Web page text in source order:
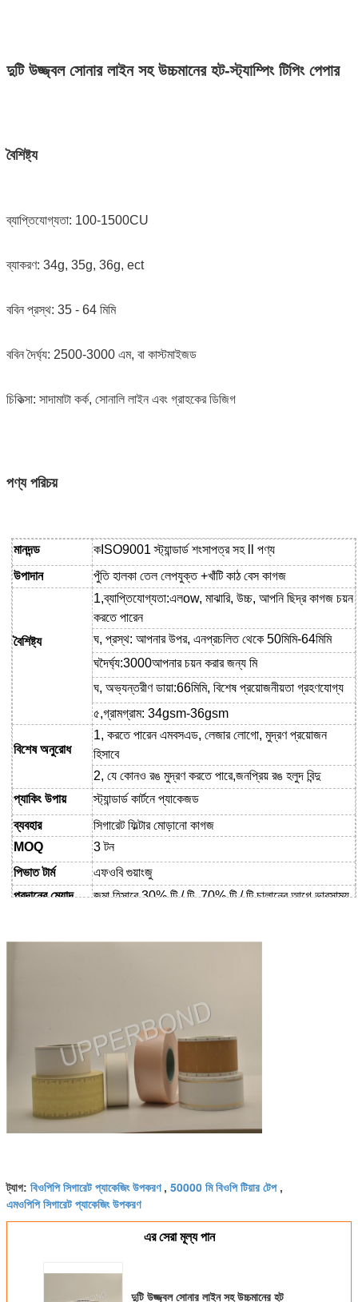
দুটি উজ্জ্বল সোনার লাইন সহ উচ্চমানের হট-স্ট্যাম্পিং টিপিং পেপার
বৈশিষ্ট্য
ব্যাপ্তিযোগ্যতা: 100-1500CU
ব্যাকরণ: 34g, 35g, 36g, ect
ববিন প্রস্থ: 35 - 64 মিমি
ববিন দৈর্ঘ্য: 2500-3000 এম, বা কাস্টমাইজড
চিকিত্সা: সাদামাটা কর্ক, সোনালি লাইন এবং গ্রাহকের ডিজিগ
পণ্য পরিচয়
মানদন্ড ক ISO9001 স্ট্যান্ডার্ড শংসাপত্র সহ ll পণ্য
উপাদান
পুঁতি হালকা তেল লেপযুক্ত+খাঁটি কাঠ বেসকাগজ
বৈশিষ্ট্য
1,ব্যাপ্তিযোগ্যতা:এলow, মাঝারি, উচ্চ, আপনি ছিদ্র কাগজ চয়ন
করতে পারেন
ঘ, প্রস্থ: আপনার উপর,এনপ্রচলিতথেকে50মিমি-64মিমি
ঘদৈর্ঘ্য:3000আপনার চয়ন করার জন্য মি
ঘ, অভ্যন্তরীণ ডায়া:66মিমি, বিশেষ প্রয়োজনীয়তা গ্রহণযোগ্য
৫,গ্রামগ্রাম:34gsm-36gsm
বিশেষঅনুরোধ
1, করতে পারেনএমবসএড, লেজারলোগো, মুদ্রণপ্রয়োজন
হিসাবে
2, যে কোনও রঙ মুদ্রণ করতে পারে,জনপ্রিয় রঙ হলুদ বিন্দু
প্যাকিং উপায়
স্ট্যান্ডার্ড কার্টনে প্যাকেজড
ব্যবহার
সিগারেট ফিল্টার মোড়ানো কাগজ
MOQ
3 টন
পিভাত টার্ম
এফওবি গুয়াংজু
প্রদানের মেয়াদ
জমা হিসাবে 30% টি / টি, 70% টি / টিচালানের আগে ভারসাম্য
ট্যাগ: বিওপিপি সিগারেট প্যাকেজিং উপকরণ, 50000 মি বিওপি টিয়ার টেপ,
এমওপিপি সিগারেট প্যাকেজিং উপকরণ
এর সেরা মূল্য পান
দুটি উজ্জ্বল সোনার লাইন সহ উচ্চমানের হট